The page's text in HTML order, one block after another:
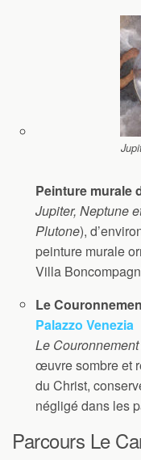
Peinture murale
Jupiter, Neptune
Plutone),
peinture murale
Villa
Le
Palazzo Venezia
Le Couronnement
œuvre sombre et
du Christ,
négligé dans les
Parcours Le